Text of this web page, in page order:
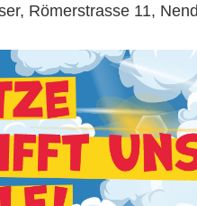
Römerstrasse 11,